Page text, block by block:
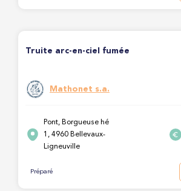
Truite arc-en-ciel fumée
Mathonet s.a.
Pont, Borgueuse hé
1, 4960 Bellevaux-
Ligneuville
Préparé